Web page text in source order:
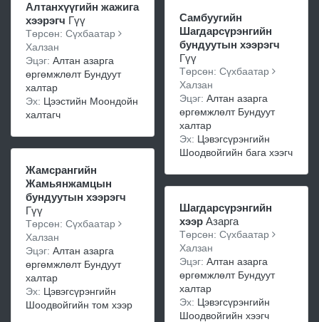
Алтанхүүгийн жажига
хээрэгч Гүү
Төрсөн: Сүхбаатар
Халзан
Эцэг: Алтан азарга
өргөмжлөлт Бундуут
халтар
Эх: Цээстийн Моондойн
халтагч
Жамсрангийн
Жамьянжамцын
бундуутын хээрэгч
Гүү
Төрсөн: Сүхбаатар
Халзан
Эцэг: Алтан азарга
өргөмжлөлт Бундуут
халтар
Эх: Цэвэгсүрэнгийн
Шоодвойгийн том хээр
Самбуугийн
Шагдарсүрэнгийн
бундуутын хээрэгч
Гүү
Төрсөн: Сүхбаатар
Халзан
Эцэг: Алтан азарга
өргөмжлөлт Бундуут
халтар
Эх: Цэвэгсүрэнгийн
Шоодвойгийн бага хээгч
Шагдарсүрэнгийн
хээр Азарга
Төрсөн: Сүхбаатар
Халзан
Эцэг: Алтан азарга
өргөмжлөлт Бундуут
халтар
Эх: Цэвэгсүрэнгийн
Шоодвойгийн хээгч